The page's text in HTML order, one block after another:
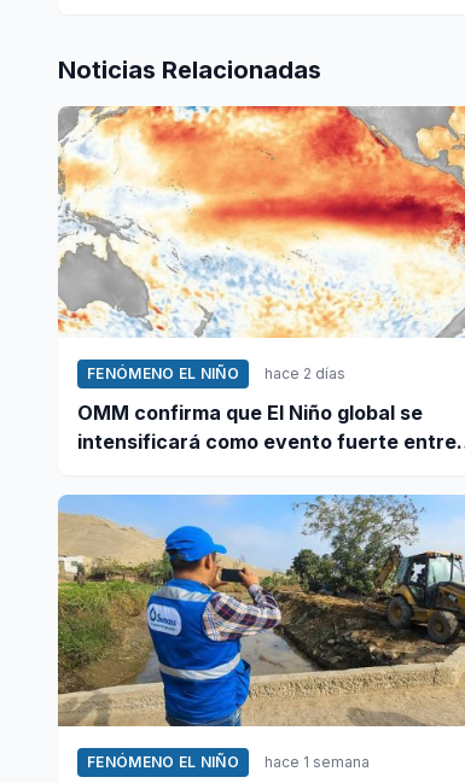
Noticias Relacionadas
FENÓMENO EL NIÑO hace 2 días
OMM confirma que El Niño global se
intensificará como evento fuerte entre
FENÓMENO EL NIÑO hace 1 semana